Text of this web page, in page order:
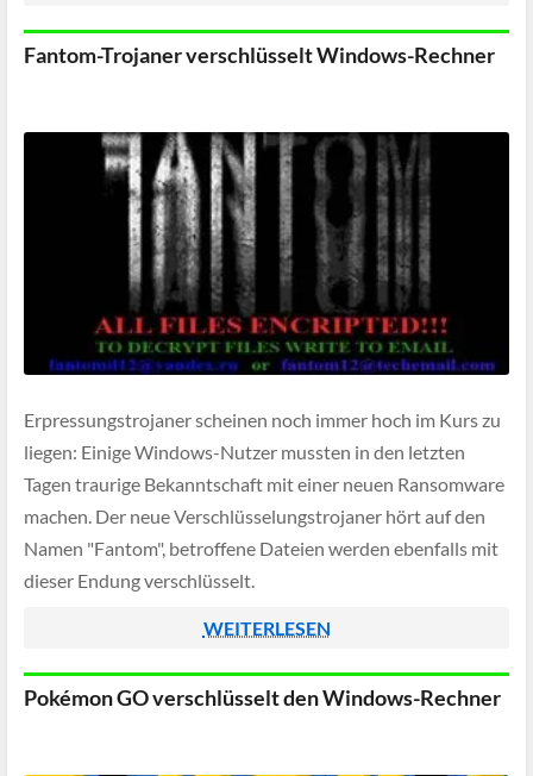
Fantom-Trojaner verschlüsselt Windows-Rechner
Erpressungstrojaner scheinen noch immer hoch im Kurs zu
liegen: Einige Windows-Nutzer mussten in den letzten
Tagen traurige Bekanntschaft mit einer neuen Ransomware
machen. Der neue Verschlüsselungstrojaner hört auf den
Namen "Fantom", betroffene Dateien werden ebenfalls mit
dieser Endung verschlüsselt.
WEITERLESEN
Pokémon GO verschlüsselt den Windows-Rechner